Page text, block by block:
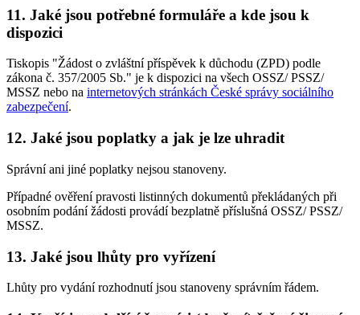
11. Jaké jsou potřebné formuláře a kde jsou k
dispozici
Tiskopis "Žádost o zvláštní příspěvek k důchodu (ZPD) podle
zákona č. 357/2005 Sb." je k dispozici na všech OSSZ/ PSSZ/
MSSZ nebo na internetových stránkách České správy sociálního
zabezpečení.
12. Jaké jsou poplatky a jak je lze uhradit
Správní ani jiné poplatky nejsou stanoveny.
Případné ověření pravosti listinných dokumentů překládaných při
osobním podání žádosti provádí bezplatně příslušná OSSZ/ PSSZ/
MSSZ.
13. Jaké jsou lhůty pro vyřízení
Lhůty pro vydání rozhodnutí jsou stanoveny správním řádem.